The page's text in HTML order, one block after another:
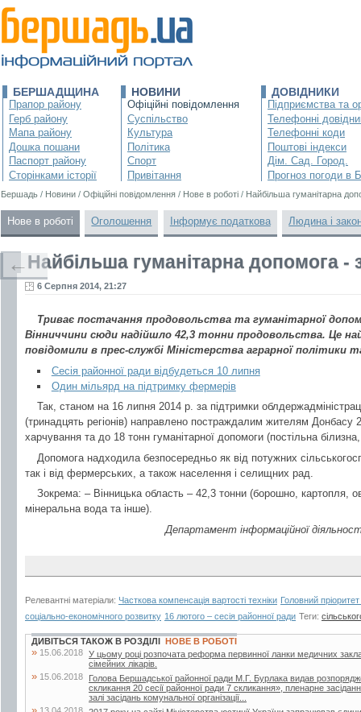
БЕРШАДЩИНА
Прапор району
Герб району
Мапа району
Дошка пошани
Паспорт району
Сторінками історії
НОВИНИ
Офіційні повідомлення
Суспільство
Культура
Політика
Спорт
Привітання
ДОВІДНИКИ
Підприємства та
Телефонні
Телефонні коди
Поштові індекси
Дім. Сад. Город.
Прогноз погоди в
Бершадь / Новини / Офіційні повідомлення / Нове в роботі / Найбільша гуманітарна
Нове в роботі Оголошення Інформує податкова Людина і
Найбільша гуманітарна допомога -
6 Серпня 2014, 21:27
Триває постачання продовольства та гуманітарної
Вінниччини сюди надійшло 42,3 тонни продовольства. Це
повідомили в прес-службі Міністерства аграрної політики
Сесія районної ради відбудеться 10 липня
Один мільярд на підтримку фермерів
Так, станом на 16 липня 2014 р. за підтримки
(тринадцять регіонів) направлено постраждалим жителям Донбасу
харчування та до 18 тонн гуманітарної допомоги (постільна білизна,
Допомога надходила безпосередньо як від потужних
так і від фермерських, а також населення і селищних рад.
Зокрема: – Вінницька область – 42,3 тонни (борошно, картопля,
мінеральна вода та інше).
Департамент інформаційної
Релевантні матеріали: Часткова компенсація вартості техніки Головний
соціально-економічного розвитку 16 лютого – сесія районної ради Теги:
←
ДИВІТЬСЯ ТАКОЖ В РОЗДІЛІ НОВЕ В РОБОТІ
» 15.06.2018 У цьому році розпочата реформа первинної ланки медичних
сімейних лікарів.
» 15.06.2018
Голова Бершадської районної ради М.Г. Бурлака видав
скликання 20 сесії районної ради 7 скликання», пленарне
залі засідань комунальної організації...